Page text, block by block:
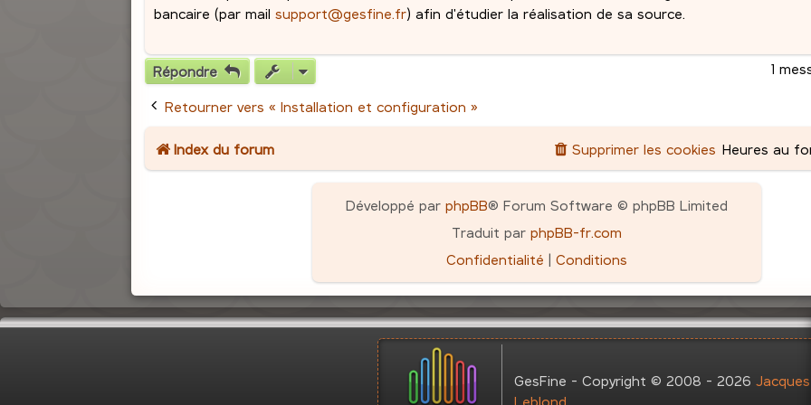
bancaire (par mailsupport@gesfine.fr) afin d'étudier la réalisation de sa source.
Répondre 1
Retourner vers « Installation et configuration »
Index du forum Heures au
Supprimer les cookies
Développé par phpBB® Forum Software © phpBB Limited
Traduit par phpBB-fr.com
Confidentialité | Conditions
GesFine - Copyright © 2008 - 2026Jacques
Leblond